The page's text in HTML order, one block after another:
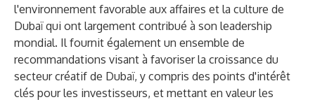
l'environnement favorable aux affaires et la culture de
Dubaï qui ont largement contribué à son leadership
mondial. Il fournit également un ensemble de
recommandations visant à favoriser la croissance du
secteur créatif de Dubaï, y compris des points d'intérêt
clés pour les investisseurs, et mettant en valeur les